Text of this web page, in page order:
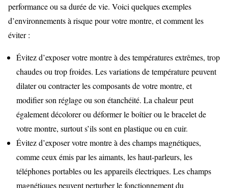
performance ou sa durée de vie. Voici quelques exemples
d’environnements à risque pour votre montre, et comment les
éviter :
Évitez d’exposer votre montre à des températures extrêmes, trop
chaudes ou trop froides. Les variations de température peuvent
dilater ou contracter les composants de votre montre, et
modifier son réglage ou son étanchéité. La chaleur peut
également décolorer ou déformer le boîtier ou le bracelet de
votre montre, surtout s’ils sont en plastique ou en cuir.
Évitez d’exposer votre montre à des champs magnétiques,
comme ceux émis par les aimants, les haut-parleurs, les
téléphones portables ou les appareils électriques. Les champs
magnétiques peuvent perturber le fonctionnement du